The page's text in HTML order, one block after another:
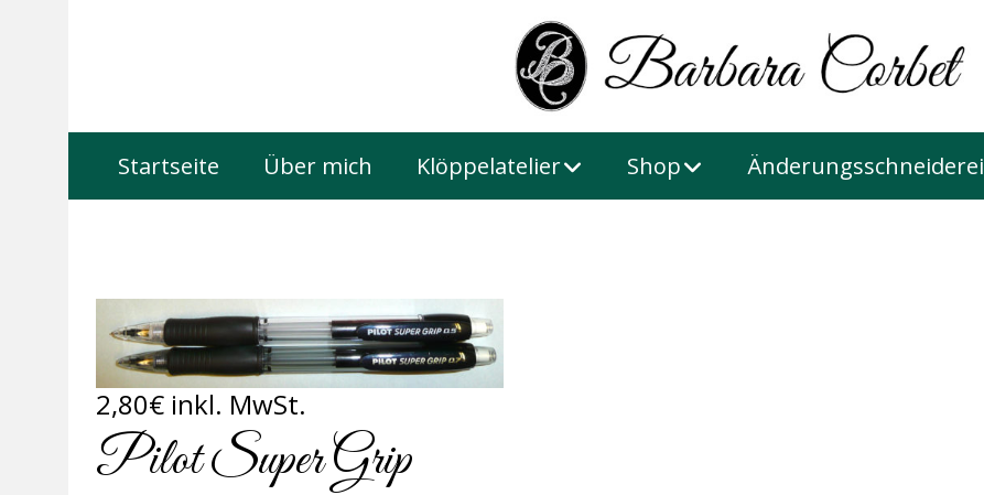
Startseite Über mich Klöppelatelier Shop Änderungsschneiderei
2,80€ inkl. MwSt.
Pilot Super Grip